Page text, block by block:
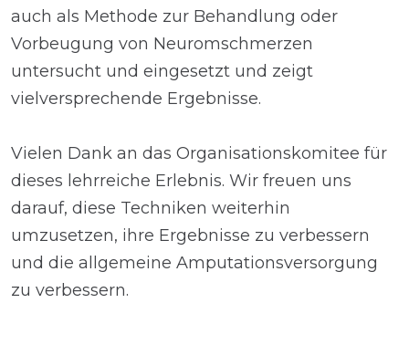
auch als Methode zur Behandlung oder
Vorbeugung von Neuromschmerzen
untersucht und eingesetzt und zeigt
vielversprechende Ergebnisse.
Vielen Dank an das Organisationskomitee für
dieses lehrreiche Erlebnis. Wir freuen uns
darauf, diese Techniken weiterhin
umzusetzen, ihre Ergebnisse zu verbessern
und die allgemeine Amputationsversorgung
zu verbessern.